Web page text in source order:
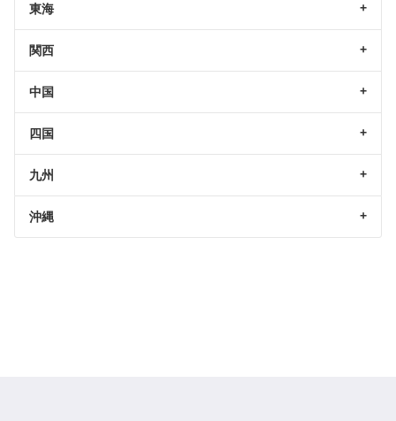
東海
関西
中国
四国
九州
沖縄